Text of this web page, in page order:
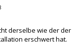
derselbe wie der der
erschwert hat.